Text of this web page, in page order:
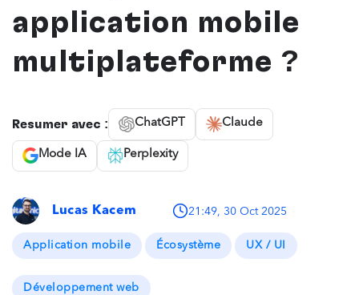
application mobile
multiplateforme ?
Résumer avec : ChatGPT Claude
Mode IA Perplexity
Lucas Kacem 21:49, 30 Oct 2025
Application mobile Écosystème UX / UI
Développement web